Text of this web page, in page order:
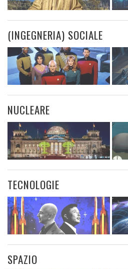
(INGEGNERIA) SOCIALE
NUCLEARE
TECNOLOGIE
SPAZIO